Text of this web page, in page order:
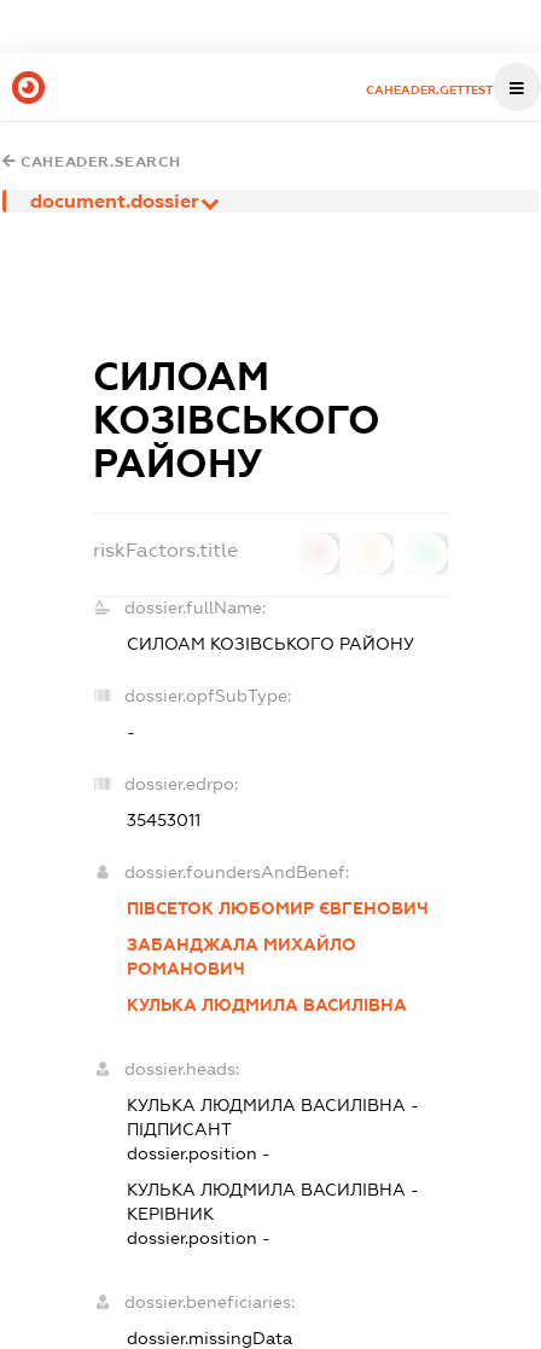
CAHEADER.GETTEST
CAHEADER.SEARCH
document.dossier
СИЛОАМ
КОЗІВСЬКОГО
РАЙОНУ
riskFactors.title
dossier.fullName:
СИЛОАМ КОЗІВСЬКОГО РАЙОНУ
dossier.opfSubType:
-
dossier.edrpo:
35453011
dossier.foundersAndBenef:
ПІВСЕТОК ЛЮБОМИР ЄВГЕНОВИЧ
ЗАБАНДЖАЛА МИХАЙЛО
РОМАНОВИЧ
КУЛЬКА ЛЮДМИЛА ВАСИЛІВНА
dossier.heads:
КУЛЬКА ЛЮДМИЛА ВАСИЛІВНА -
ПІДПИСАНТ
dossier.position -
КУЛЬКА ЛЮДМИЛА ВАСИЛІВНА -
КЕРІВНИК
dossier.position -
dossier.beneficiaries:
dossier.missingData